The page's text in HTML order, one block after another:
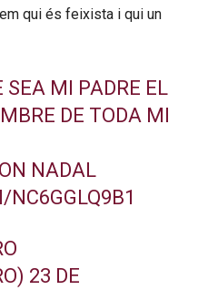
qui és feixista i qui un
SEA MI PADRE EL
DE TODA MI
NADAL
23 DE